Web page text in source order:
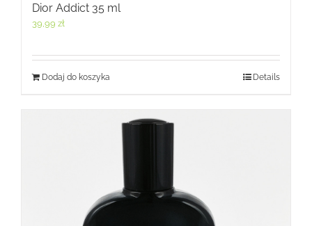
Dior Addict 35 ml
39,99 zł
Dodaj do koszyka Details